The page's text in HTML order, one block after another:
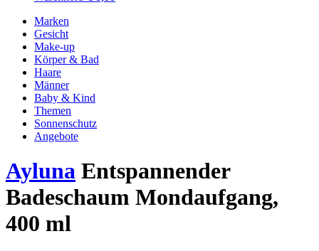
Marken
Gesicht
Make-up
Körper & Bad
Haare
Männer
Baby & Kind
Themen
Sonnenschutz
Angebote
Ayluna Entspannender
Badeschaum Mondaufgang,
400 ml